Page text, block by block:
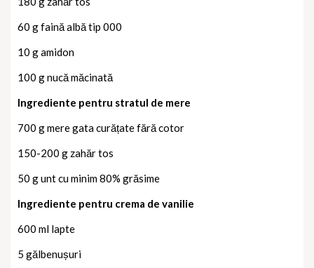
60 g faină albă tip 000
10 g amidon
100 g nucă măcinată
Ingrediente pentru stratul de mere
700 g mere gata curățate fără cotor
150-200 g zahăr tos
50 g unt cu minim 80% grăsime
Ingrediente pentru crema de vanilie
600 ml lapte
5 gălbenușuri